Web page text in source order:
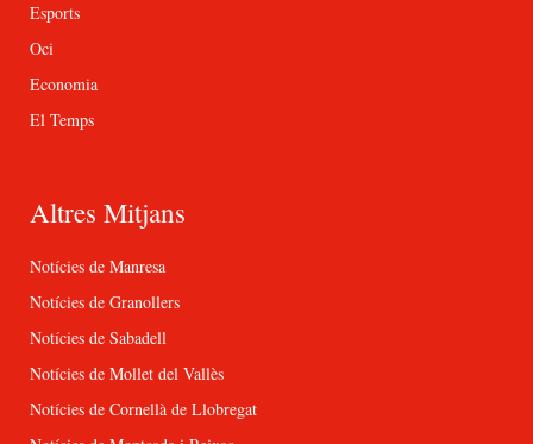
Esports
Oci
Economia
El Temps
Altres Mitjans
Notícies de Manresa
Notícies de Granollers
Notícies de Sabadell
Notícies de Mollet del Vallès
Notícies de Cornellà de Llobregat